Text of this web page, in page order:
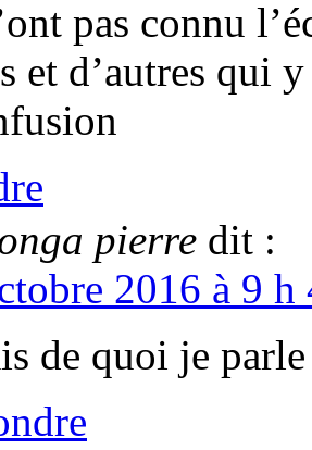
pas connu
et d’autres qui
pierre dit :
2016 à 9
de quoi je parle